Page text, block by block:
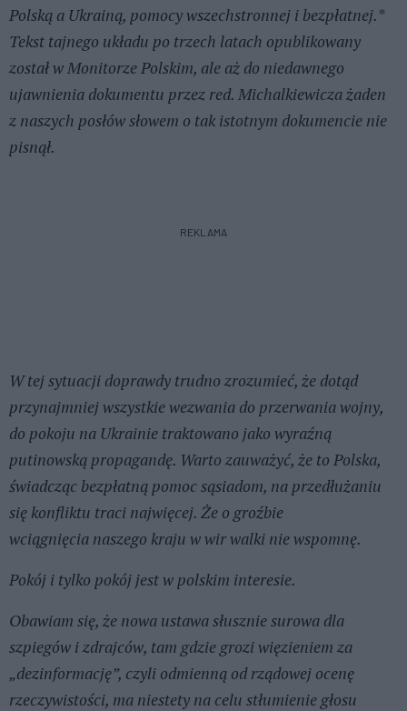
Polską a Ukrainą, pomocy wszechstronnej i bezpłatnej.*
Tekst tajnego układu po trzech latach opublikowany
został w Monitorze Polskim, ale aż do niedawnego
ujawnienia dokumentu przez red. Michalkiewicza żaden
z naszych posłów słowem o tak istotnym dokumencie nie
pisnął.
REKLAMA
W tej sytuacji doprawdy trudno zrozumieć, że dotąd
przynajmniej wszystkie wezwania do przerwania wojny,
do pokoju na Ukrainie traktowano jako wyraźną
putinowską propagandę. Warto zauważyć, że to Polska,
świadcząc bezpłatną pomoc sąsiadom, na przedłużaniu
się konfliktu traci najwięcej. Że o groźbie
wciągnięcia naszego kraju w wir walki nie wspomnę.
Pokój i tylko pokój jest w polskim interesie.
Obawiam się, że nowa ustawa słusznie surowa dla
szpiegów i zdrajców, tam gdzie grozi więzieniem za
„dezinformację”, czyli odmienną od rządowej ocenę
rzeczywistości, ma niestety na celu stłumienie głosu